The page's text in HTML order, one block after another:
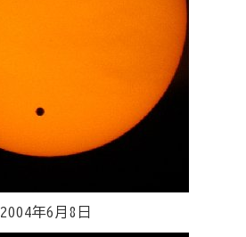
2004年6月8日